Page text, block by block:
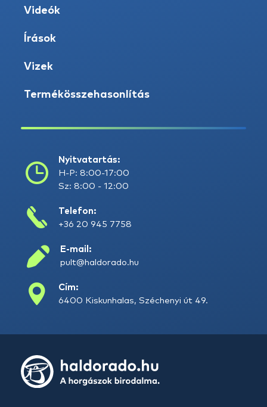
Videók
Írások
Vizek
Termékösszehasonlítás
Nyitvatartás:
H-P: 8:00-17:00
Sz: 8:00 - 12:00
Telefon:
+36 20 945 7758
E-mail:
pult@haldorado.hu
Cím:
6400 Kiskunhalas, Széchenyi út 49.